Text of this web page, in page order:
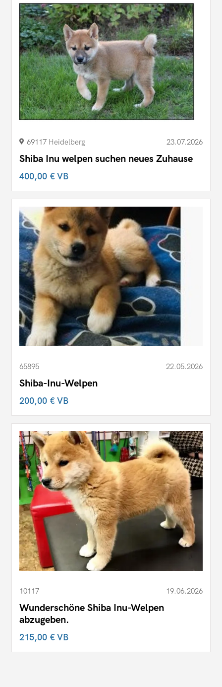
69117 Heidelberg 23.07.2026
Shiba Inu welpen suchen neues Zuhause
400,00 €VB
65895 22.05.2026
Shiba-Inu-Welpen
200,00 €VB
10117 19.06.2026
Wunderschöne Shiba Inu-Welpen
abzugeben.
215,00 €VB